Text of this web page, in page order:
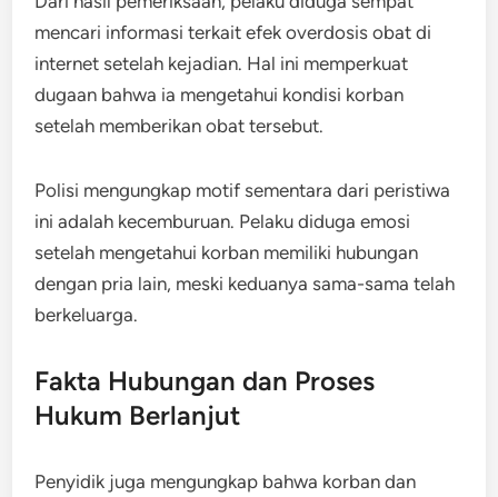
mencari informasi terkait efek overdosis obat di
internet setelah kejadian. Hal ini memperkuat
dugaan bahwa ia mengetahui kondisi korban
setelah memberikan obat tersebut.
Polisi mengungkap motif sementara dari peristiwa
ini adalah kecemburuan. Pelaku diduga emosi
setelah mengetahui korban memiliki hubungan
dengan pria lain, meski keduanya sama-sama telah
berkeluarga.
Fakta Hubungan dan Proses
Hukum Berlanjut
Penyidik juga mengungkap bahwa korban dan